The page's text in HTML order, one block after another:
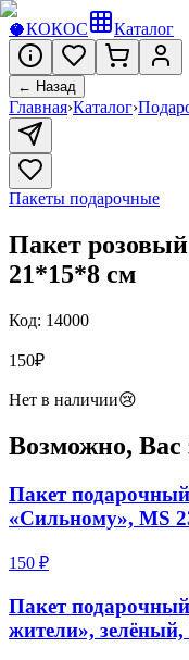
🥥КОКОС Каталог
← Назад
Главная›Каталог›
Пакеты подарочные
Пакет
21*15*8 см
Код: 14000
150₽
Нет в наличии😢
Возможно, Вас
Пакет
«Сильному», MS
150 ₽
Пакет
жители»,